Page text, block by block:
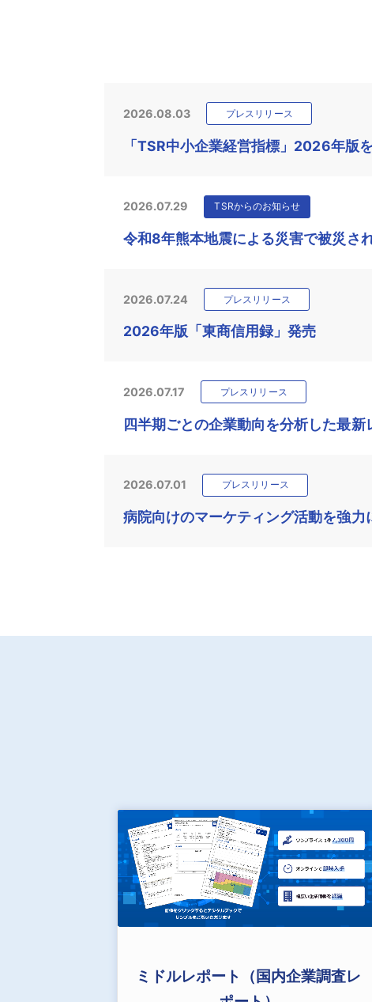
2026.08.03 プレスリリース
「TSR中小企業経営指標」2026年版
2026.07.29 TSRからのお知らせ
令和8年熊本地震による災害で被災さ
2026.07.24 プレスリリース
2026年版「東商信用録」発売
2026.07.17 プレスリリース
四半期ごとの企業動向を分析した最
2026.07.01 プレスリリース
病院向けのマーケティング活動を強
ミドルレポート（国内企業調査レ